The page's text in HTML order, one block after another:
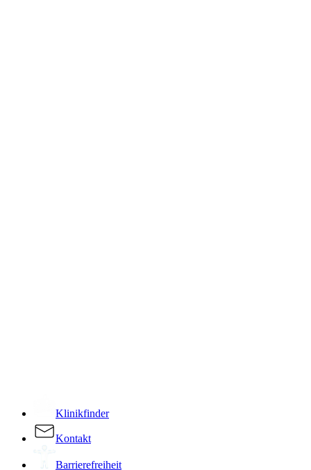
Klinikfinder
Kontakt
Barrierefreiheit